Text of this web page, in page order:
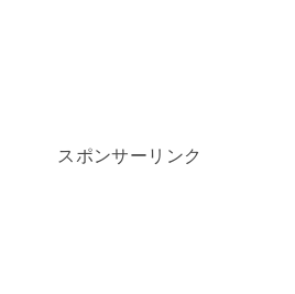
スポンサーリンク